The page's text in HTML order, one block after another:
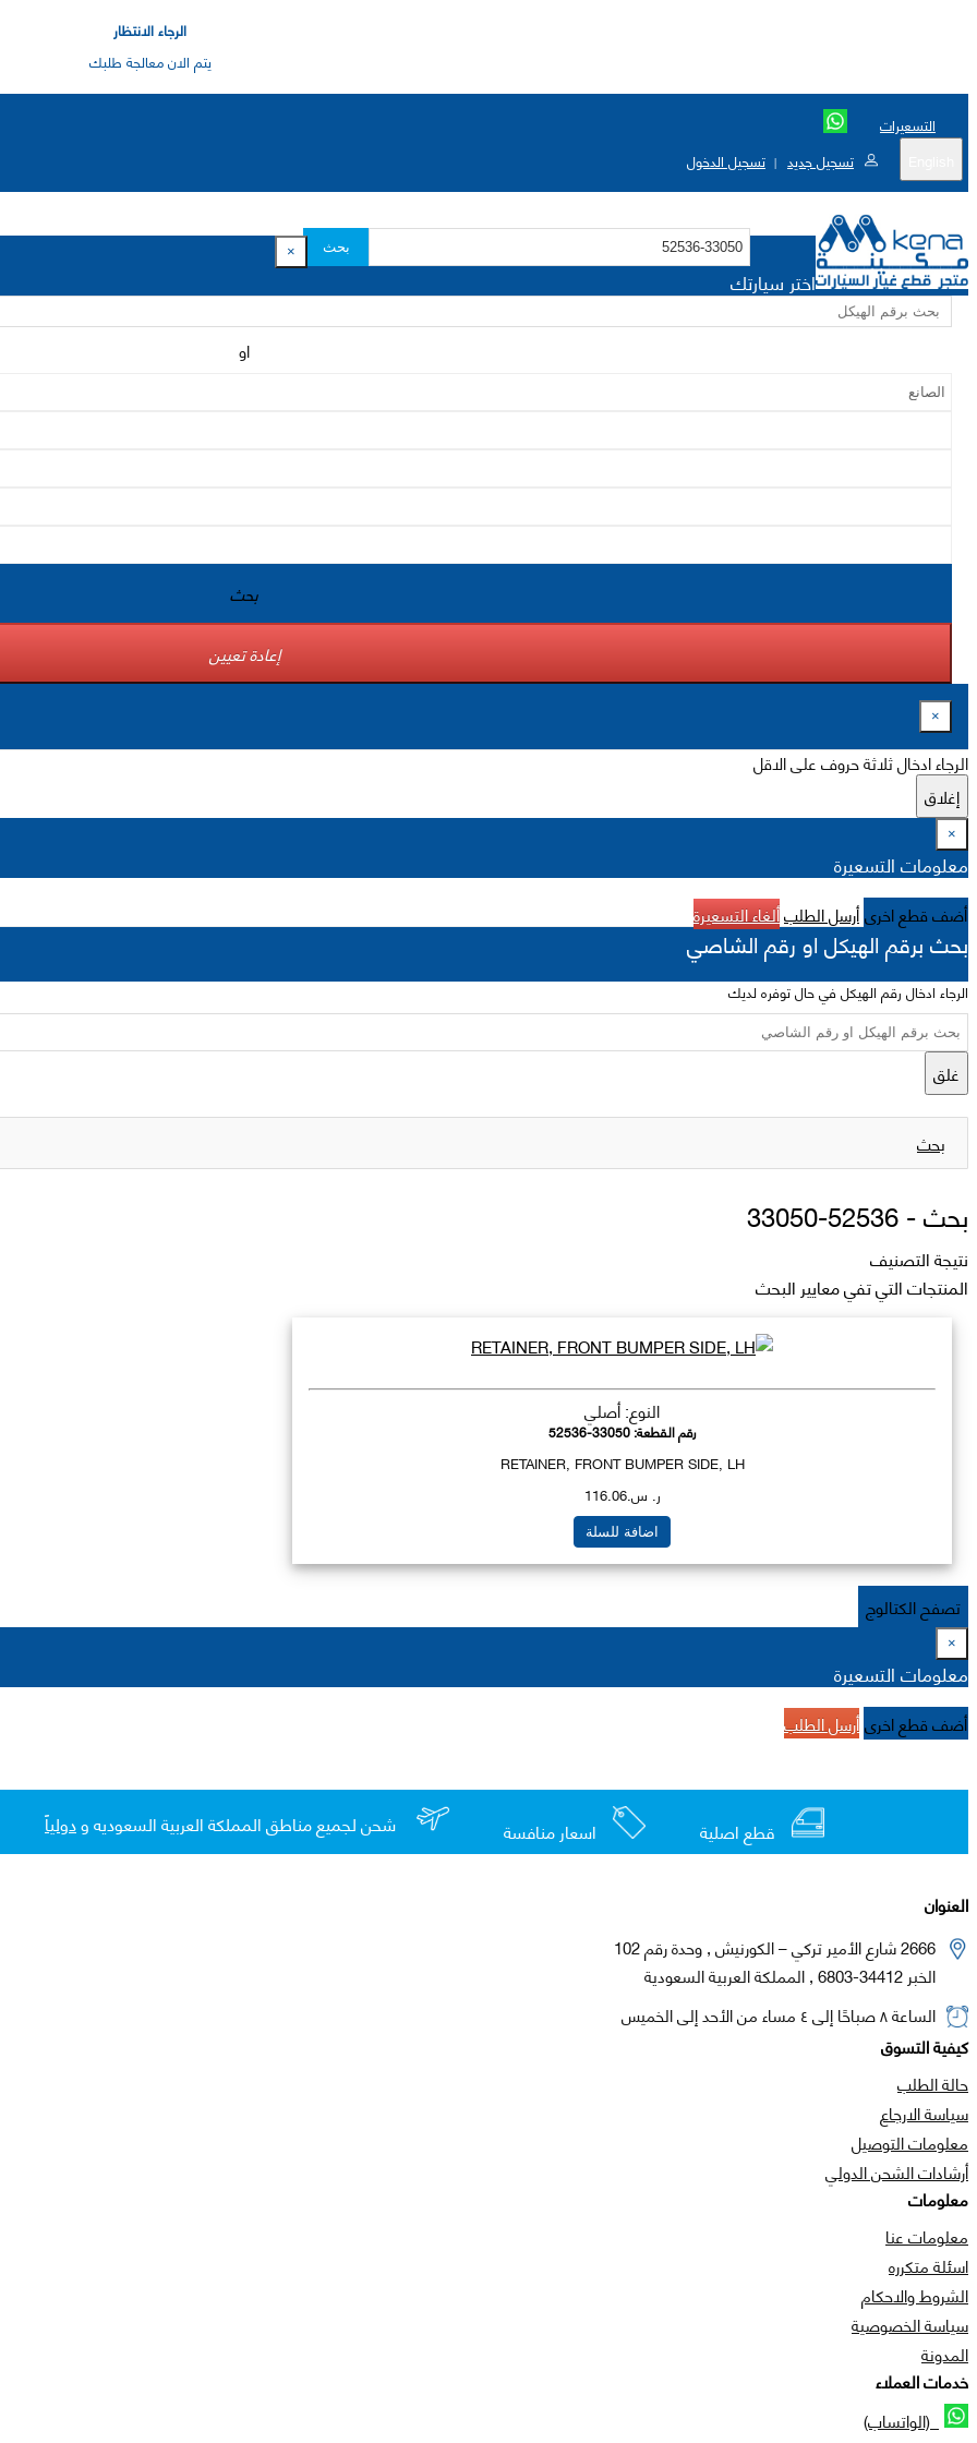
الرجاء الانتظار
يتم الان معالجة طلبك
التسعيرات
تسجيل جديد | تسجيل الدخول
بحث ×
اختر سيارتك
او
بحث
إعادة تعيين
×
الرجاء ادخال ثلاثة حروف على الاقل
إغلاق
×
معلومات التسعيرة
أضف قطع اخرىأرسل الطلبألغاء التسعيرة
بحث برقم الهيكل او رقم الشاصي
الرجاء ادخال رقم الهيكل في حال توفره لديك
غلق
بحث
بحث -52536-33050
نتيجة التصنيف
المنتجات التي تفي معايير البحث
النوع: أصلي
رقم القطعة:52536-33050
RETAINER, FRONT BUMPER SIDE, LH
ر. س.116.06
اضافة للسلة
تصفح الكتالوج
×
معلومات التسعيرة
أضف قطع اخرىأرسل الطلب
قطع اصلية اسعار منافسة شحن لجميع مناطق المملكة العربية السعوديه ودولياً
العنوان
2666 شارع الأمير تركي – الكورنيش , وحدة رقم 102
الخبر 34412-6803 , المملكة العربية السعودية
الساعة ٨ صباحًا إلى ٤ مساء من الأحد إلى الخميس
كيفية التسوق
حالة الطلب
سياسة الارجاع
معلومات التوصيل
أرشادات الشحن الدولي
معلومات
معلومات عنا
اسئلة متكرره
الشروط والاحكام
سياسة الخصوصية
المدونة
خدمات العملاء
(الواتساب)